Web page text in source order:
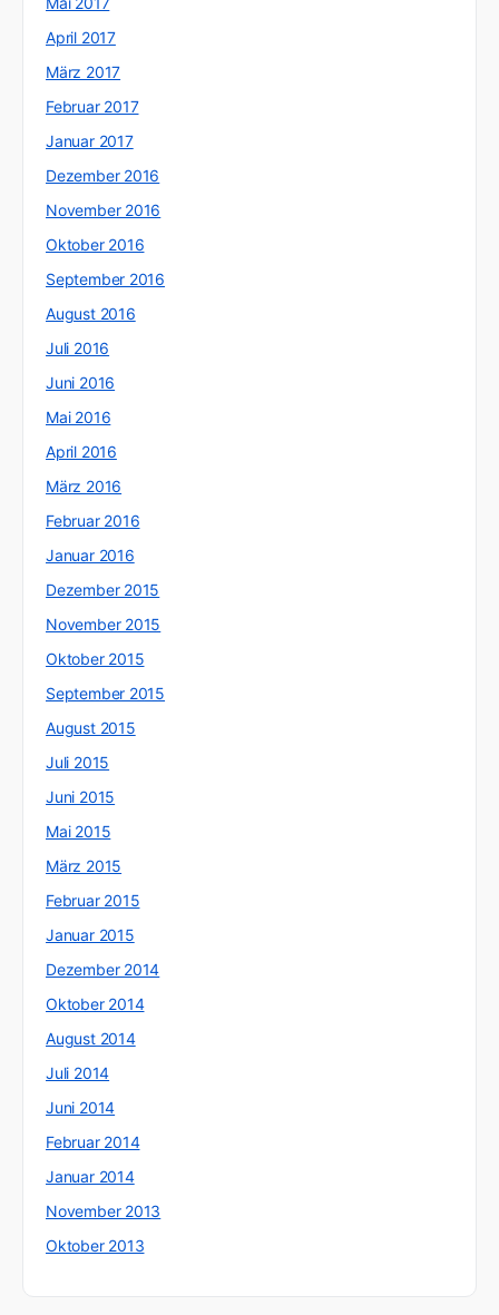
April 2017
März 2017
Februar 2017
Januar 2017
Dezember 2016
November 2016
Oktober 2016
September 2016
August 2016
Juli 2016
Juni 2016
Mai 2016
April 2016
März 2016
Februar 2016
Januar 2016
Dezember 2015
November 2015
Oktober 2015
September 2015
August 2015
Juli 2015
Juni 2015
Mai 2015
März 2015
Februar 2015
Januar 2015
Dezember 2014
Oktober 2014
August 2014
Juli 2014
Juni 2014
Februar 2014
Januar 2014
November 2013
Oktober 2013